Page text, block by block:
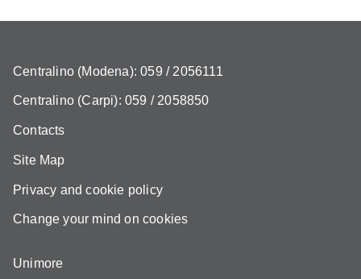
Centralino (Modena): 059 / 2056111
Centralino (Carpi): 059 / 2058850
Contacts
Site Map
Privacy and cookie policy
Change your mind on cookies
Unimore